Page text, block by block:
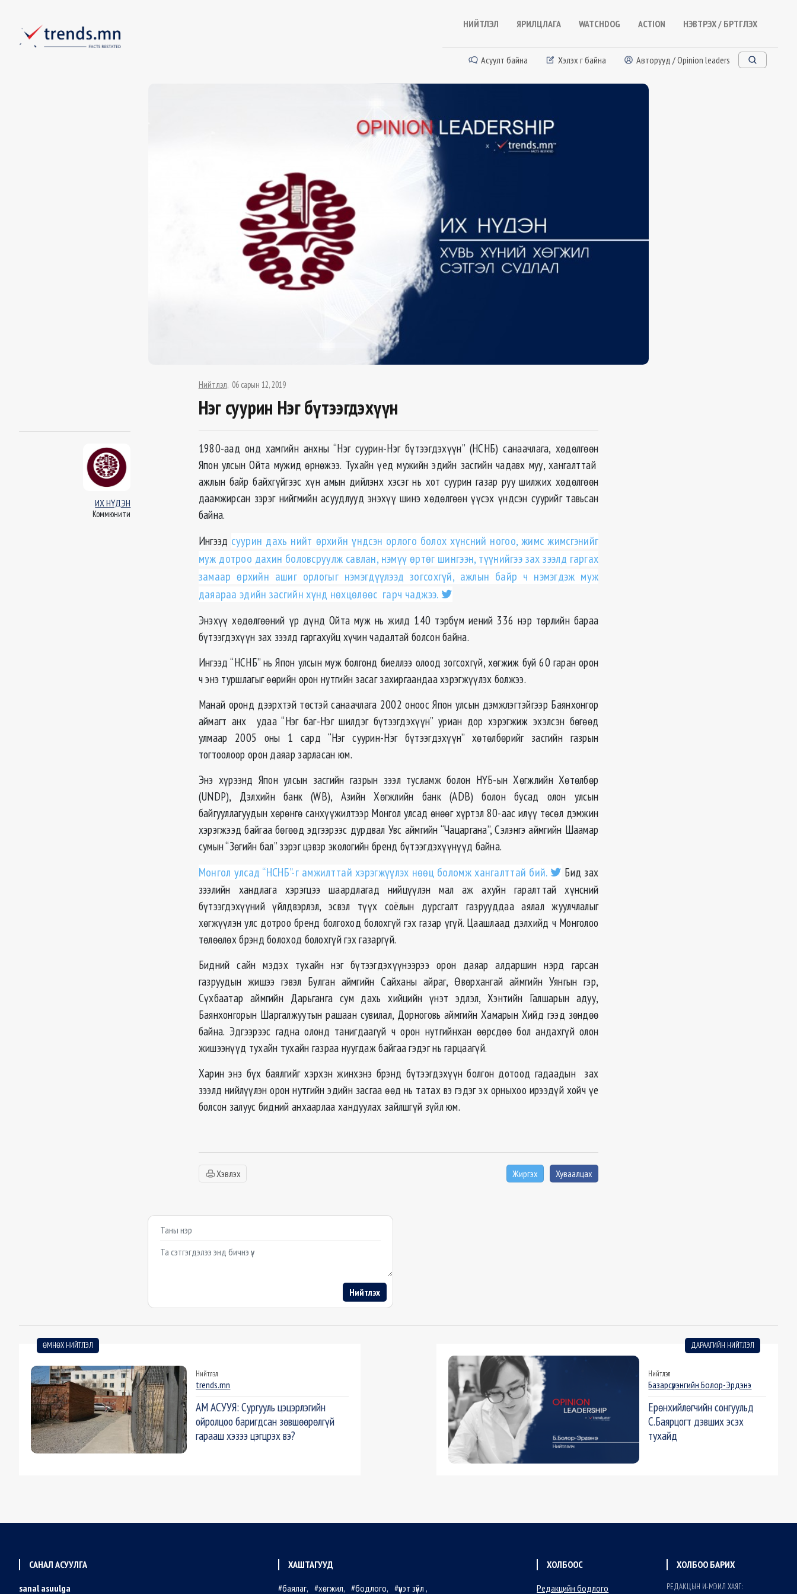
НИЙТЛЭЛ ЯРИЛЦЛАГА WATCHDOG ACTION НЭВТРЭХ / БҮРТГҮҮЛЭХ
Асуулт байна Хэлэх үг байна Авторууд / Opinion leaders
Нийтлэл 06 сарын 12, 2019
Нэг суурин Нэг бүтээгдэхүүн
ИХ НҮДЭН
Коммюнити
1980-аад онд хамгийн анхны “Нэг суурин-Нэг бүтээгдэхүүн” (НСНБ) санаачлага, хөдөлгөөн
Япон улсын Ойта мужид өрнөжээ. Тухайн үед мужийн эдийн засгийн чадавх муу, хангалттай
ажлын байр байхгүйгээс хүн амын дийлэнх хэсэг нь хот суурин газар руу шилжих хөдөлгөөн
даамжирсан зэрэг нийгмийн асуудлууд энэхүү шинэ хөдөлгөөн үүсэх үндсэн суурийг тавьсан
байна.
Ингээд суурин дахь нийт өрхийн үндсэн орлого болох хүнсний ногоо, жимс жимсгэнийг
муж дотроо дахин боловсруулж савлан, нэмүү өртөг шингээн, түүнийгээ зах зээлд гаргах
замаар өрхийн ашиг орлогыг нэмэгдүүлээд зогсохгүй, ажлын байр ч нэмэгдэж муж
даяараа эдийн засгийн хүнд нөхцөлөөс гарч чаджээ.
Энэхүү хөдөлгөөний үр дүнд Ойта муж нь жилд 140 тэрбүм иений 336 нэр төрлийн бараа
бүтээгдэхүүн зах зээлд гаргахуйц хүчин чадалтай болсон байна.
Ингээд “НСНБ” нь Япон улсын муж болгонд биеллээ олоод зогсохгүй, хөгжиж буй 60 гаран орон
ч энэ туршлагыг өөрийн орон нутгийн засаг захиргаандаа хэрэгжүүлэх болжээ.
Манай оронд дээрхтэй төстэй санаачлага 2002 оноос Япон улсын дэмжлэгтэйгээр Баянхонгор
аймагт анх удаа “Нэг баг-Нэг шилдэг бүтээгдэхүүн” уриан дор хэрэгжиж эхэлсэн бөгөөд
улмаар 2005 оны 1 сард “Нэг суурин-Нэг бүтээгдэхүүн” хөтөлбөрийг засгийн газрын
тогтоолоор орон даяар зарласан юм.
Энэ хүрээнд Япон улсын засгийн газрын зээл тусламж болон НҮБ-ын Хөгжлийн Хөтөлбөр
(UNDP), Дэлхийн банк (WB), Азийн Хөгжлийн банк (ADB) болон бусад олон улсын
байгууллагуудын хөрөнгө санхүүжилтээр Монгол улсад өнөөг хүртэл 80-аас илүү төсөл дэмжин
хэрэгжээд байгаа бөгөөд эдгээрээс дурдвал Увс аймгийн “Чацаргана”, Сэлэнгэ аймгийн Шаамар
сумын “Зөгийн бал” зэрэг цэвэр экологийн бренд бүтээгдэхүүнүүд байна.
Монгол улсад “НСНБ”-г амжилттай хэрэгжүүлэх нөөц боломж хангалттай бий.
Бид зах
зээлийн хандлага хэрэгцээ шаардлагад нийцүүлэн мал аж ахуйн гаралттай хүнсний
бүтээгдэхүүний үйлдвэрлэл, эсвэл түүх соёлын дурсгалт газрууддаа аялал жуулчлалыг
хөгжүүлэн улс дотроо бренд болгоход болохгүй гэх газар үгүй. Цаашлаад дэлхийд ч Монголоо
төлөөлөх брэнд болоход болохгүй гэх газаргүй.
Бидний сайн мэдэх тухайн нэг бүтээгдэхүүнээрээ орон даяар алдаршин нэрд гарсан
газруудын жишээ гэвэл Булган аймгийн Сайханы айраг, Өвөрхангай аймгийн Уянгын гэр,
Сүхбаатар аймгийн Дарьганга сум дахь хийцийн үнэт эдлэл, Хэнтийн Галшарын адуу,
Баянхонгорын Шаргалжуутын рашаан сувилал, Дорноговь аймгийн Хамарын Хийд гээд зөндөө
байна. Эдгээрээс гадна олонд танигдаагүй ч орон нутгийнхан өөрсдөө бол андахгүй олон
жишээнүүд тухайн тухайн газраа нуугдаж байгаа гэдэг нь гарцаагүй.
Харин энэ бүх баялгийг хэрхэн жинхэнэ брэнд бүтээгдэхүүн болгон дотоод гадаадын зах
зээлд нийлүүлэн орон нутгийн эдийн засгаа өөд нь татах вэ гэдэг эх орныхоо ирээдүй хойч үе
болсон залуус бидний анхаарлаа хандуулах зайлшгүй зүйл юм.
Хэвлэх Жиргэх Хуваалцах
Сэтгэгдэл бичих
Example textarea
Нийтлэх
ӨМНӨХ НИЙТЛЭЛ
Нийтлэл
trends.mn
АМ АСУУЯ: Сургууль цэцэрлэгийн
ойролцоо баригдсан зөвшөөрөлгүй
гарааш хэзээ цэгцрэх вэ?
ДАРААГИЙН НИЙТЛЭЛ
Нийтлэл
Базарсүрэнгийн Болор-Эрдэнэ
Ерөнхийлөгчийн сонгуульд
С.Баярцогт дэвших эсэх
тухайд
САНАЛ АСУУЛГА
sanal asuulga
ХАШТАГУУД
баялаг
хөгжил бодлого үнэт зүйл
ХОЛБООС
Редакцийн бодлого
ХОЛБОО БАРИХ
РЕДАКЦЫН И-МЭИЛ ХАЯГ: